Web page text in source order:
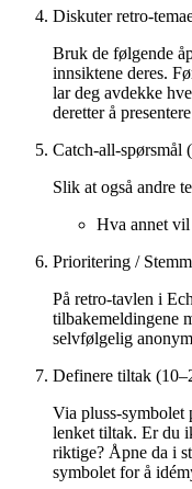
Diskuter retro-
Bruk de følgende
innsiktene deres.
lar deg avdekke
deretter å
Catch-all-spørsmål
Slik at også andre
Hva annet
Prioritering /
På retro-tavlen i
tilbakemeldingene
selvfølgelig
Definere tiltak
Via pluss-symbolet
lenket tiltak. Er du
riktige? Åpne da i
symbolet for å